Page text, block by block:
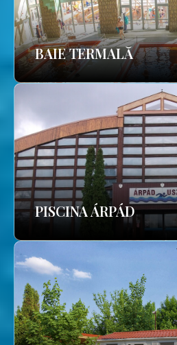
BAIE TERMALĂ
PISCINA ÁRPÁD